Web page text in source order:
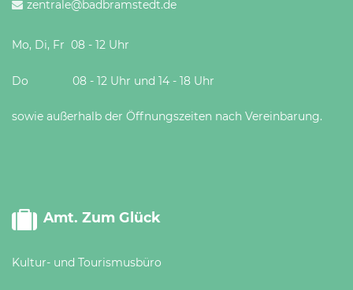
zentrale@badbramstedt.de
Mo, Di, Fr 08 - 12 Uhr
Do 08 - 12 Uhr und 14 - 18 Uhr
sowie außerhalb der Öffnungszeiten nach Vereinbarung.
Amt. Zum Glück
Kultur- und Tourismusbüro